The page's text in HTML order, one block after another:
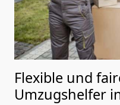
Flexible und
Umzugshelfer